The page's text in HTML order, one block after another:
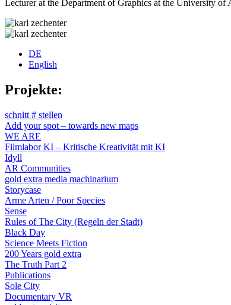
Lecturer at the Department of Graphics at the University of
DE
English
Projekte:
schnitt # stellen
Add your spot – towards new maps
WE ARE
Filmlabor KI – Kritische Kreativität mit KI
Idyll
AR Communities
gold extra media machinarium
Storycase
Arme Arten / Poor Species
Sense
Rules of The City (Regeln der Stadt)
Black Day
Science Meets Fiction
200 Years gold extra
The Truth Part 2
Publications
Sole City
Documentary VR